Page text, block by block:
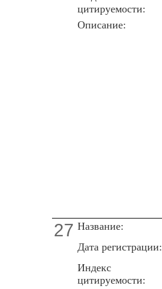
цитируемости:
Описание:
27 Название:
Дата регистрации:
Индекс
цитируемости: